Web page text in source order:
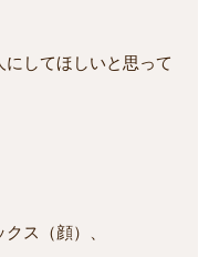
してほしいと思って
ス（顔）、